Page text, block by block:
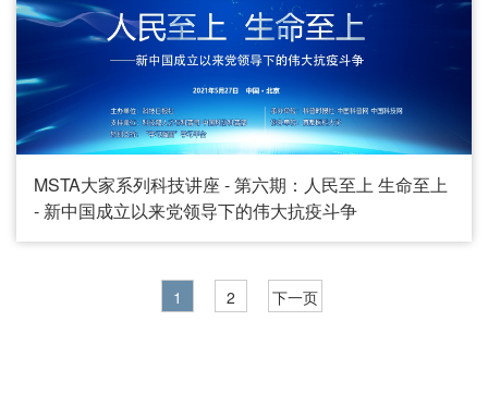
MSTA大家系列科技讲座 - 第六期：人民至上 生命至上
- 新中国成立以来党领导下的伟大抗疫斗争
1 2 下一页